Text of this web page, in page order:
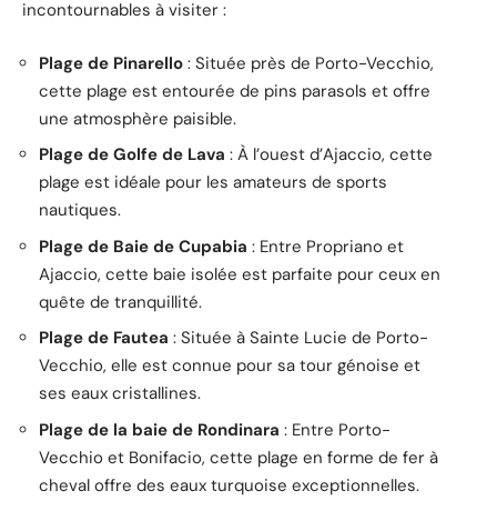
incontournables à visiter :
Plage de Pinarello : Située près de Porto-Vecchio,
cette plage est entourée de pins parasols et offre
une atmosphère paisible.
Plage de Golfe de Lava : À l’ouest d’Ajaccio, cette
plage est idéale pour les amateurs de sports
nautiques.
Plage de Baie de Cupabia : Entre Propriano et
Ajaccio, cette baie isolée est parfaite pour ceux en
quête de tranquillité.
Plage de Fautea : Située à Sainte Lucie de Porto-
Vecchio, elle est connue pour sa tour génoise et
ses eaux cristallines.
Plage de la baie de Rondinara : Entre Porto-
Vecchio et Bonifacio, cette plage en forme de fer à
cheval offre des eaux turquoise exceptionnelles.